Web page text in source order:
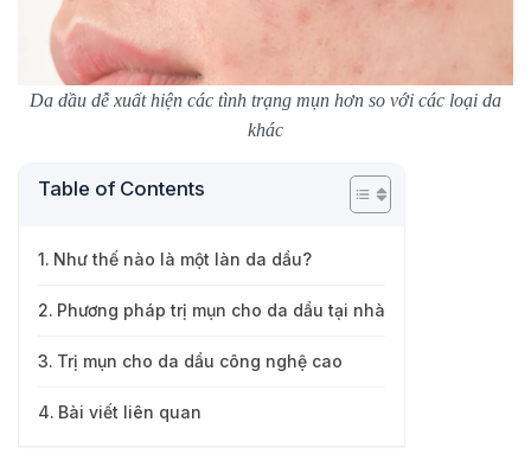
Da dầu dễ xuất hiện các tình trạng mụn hơn so với các loại da
khác
Table of Contents
Như thế nào là một làn da dầu?
Phương pháp trị mụn cho da dầu tại nhà
Trị mụn cho da dầu công nghệ cao
Bài viết liên quan